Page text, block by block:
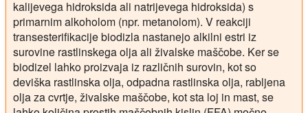
kalijevega hidroksida ali natrijevega hidroksida) s
primarnim alkoholom (npr. metanolom). V reakciji
transesterifikacije biodizla nastanejo alkilni estri iz
surovine rastlinskega olja ali živalske maščobe. Ker se
biodizel lahko proizvaja iz različnih surovin, kot so
deviška rastlinska olja, odpadna rastlinska olja, rabljena
olja za cvrtje, živalske maščobe, kot sta loj in mast, se